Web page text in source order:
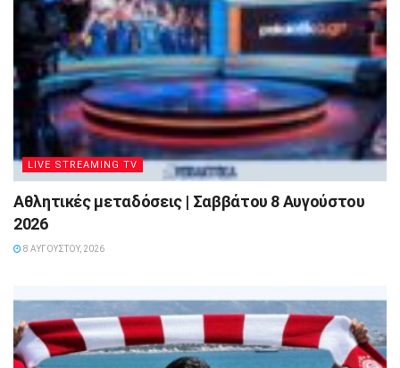
LIVE STREAMING TV
Αθλητικές μεταδόσεις | Σαββάτου 8 Αυγούστου
2026
8 ΑΥΓΟΎΣΤΟΥ, 2026